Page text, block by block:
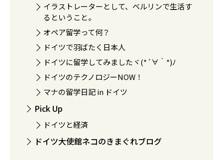
イラストレーターとして、ベルリンで生活す
るということ。
オペア留学って何？
ドイツで羽ばたく日本人
ドイツに留学してみましたヾ(*´∀｀*)ﾉ
ドイツのテクノロジーNOW！
マナの留学日記 in ドイツ
Pick Up
ドイツと経済
ドイツ大使館ネコのきまぐれブログ